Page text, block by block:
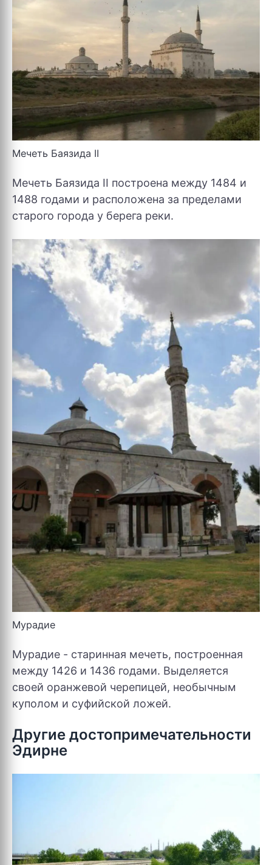
Мечеть Баязида II
Мечеть Баязида II построена между 1484 и
1488 годами и расположена за пределами
старого города у берега реки.
Мурадие
Мурадие - старинная мечеть, построенная
между 1426 и 1436 годами. Выделяется
своей оранжевой черепицей, необычным
куполом и суфийской ложей.
Другие достопримечательности
Эдирне